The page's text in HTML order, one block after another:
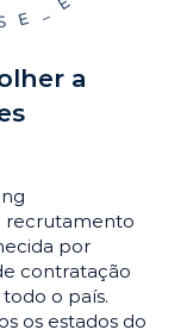
a
recrutamento
por
contratação
o país.
os estados do